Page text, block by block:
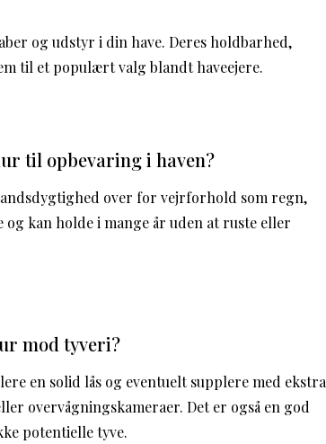
og udstyr i din have. Deres holdbarhed,
til et populært valg blandt haveejere.
til opbevaring i haven?
over for vejrforhold som regn,
kan holde i mange år uden at ruste eller
mod tyveri?
en solid lås og eventuelt supplere med ekstra
overvågningskameraer. Det er også en god
potentielle tyve.